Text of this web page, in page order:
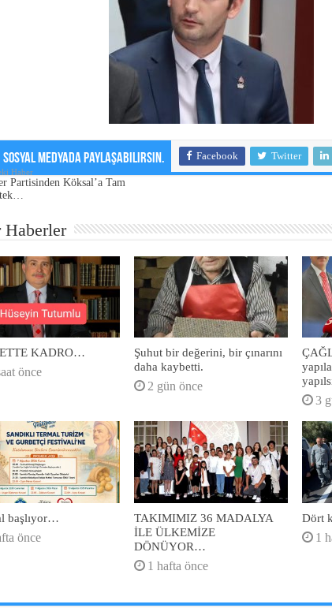
Sosyal Medyada Paylaşabilirsin. Facebook Twitter
Haber
Partisinden Köksal’a Tam
Haberler
KADRO…
önce
Şuhut bir değerini, bir çınarını
daha kaybetti.
2 gün önce
3
başlıyor…
önce
TAKIMIMIZ 36 MADALYA
İLE ÜLKEMİZE
DÖNÜYOR…
1 hafta önce
Dört
1